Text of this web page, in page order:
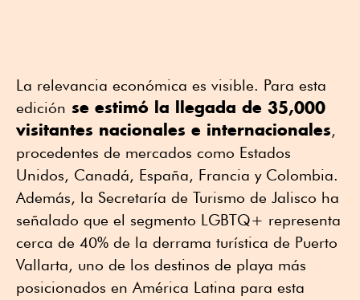
La relevancia económica es visible. Para esta
edición se estimó la llegada de 35,000
visitantes nacionales e internacionales,
procedentes de mercados como Estados
Unidos, Canadá, España, Francia y Colombia.
Además, la Secretaría de Turismo de Jalisco ha
señalado que el segmento LGBTQ+ representa
cerca de 40% de la derrama turística de Puerto
Vallarta, uno de los destinos de playa más
posicionados en América Latina para esta